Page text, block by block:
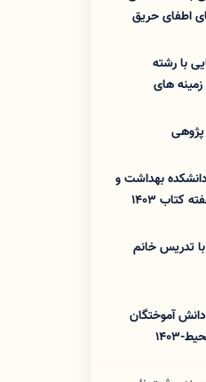
اطفای حریق
با رشته
های
پژوهی
بهداشت و
1403
تدریس خانم
آموختگان